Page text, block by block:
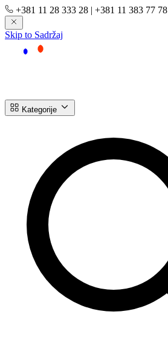
+381 11 28 333 28 | +381 11 383 77 78
Skip to Sadržaj
Kategorije